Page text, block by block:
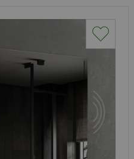
Доставка
Упаковка
Оплата
зеркал
Шкафчики